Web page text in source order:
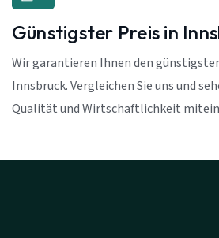
Günstigster Preis in
Wir garantieren Ihnen den
Innsbruck. Vergleichen Sie uns und
Qualität und Wirtschaftlichkeit